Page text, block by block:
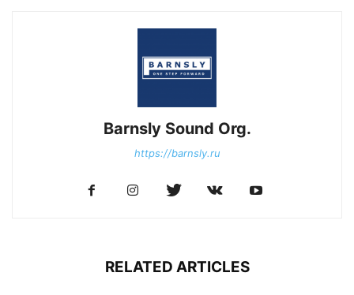
Barnsly Sound Org.
https://barnsly.ru
RELATED ARTICLES